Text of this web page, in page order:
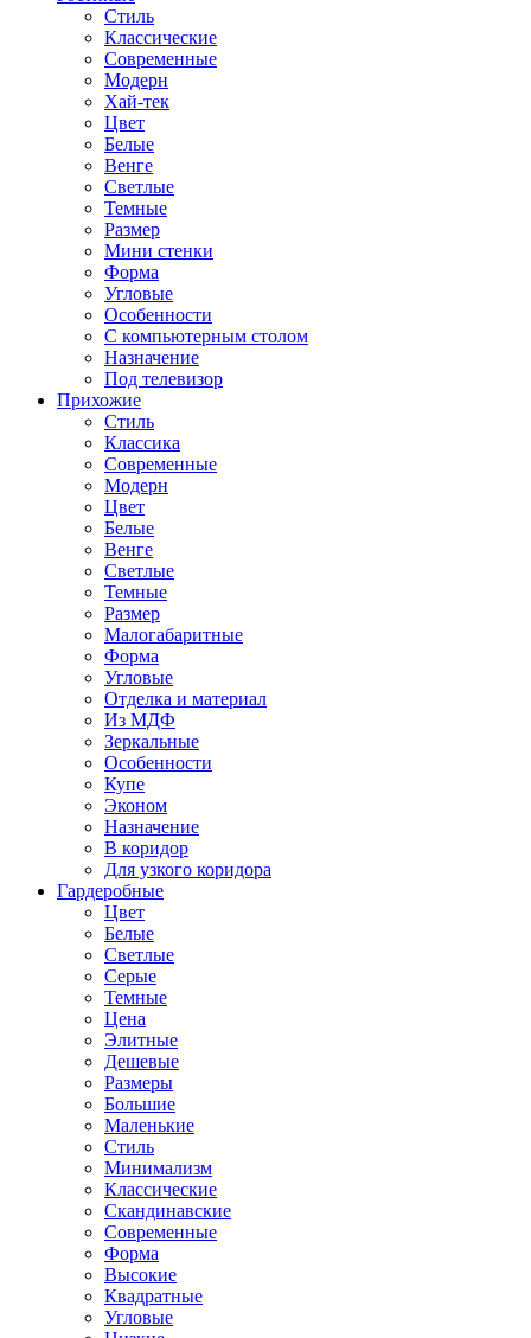
Стиль
Классические
Современные
Модерн
Хай-тек
Цвет
Белые
Венге
Светлые
Темные
Размер
Мини стенки
Форма
Угловые
Особенности
С компьютерным столом
Назначение
Под телевизор
Прихожие
Стиль
Классика
Современные
Модерн
Цвет
Белые
Венге
Светлые
Темные
Размер
Малогабаритные
Форма
Угловые
Отделка и материал
Из МДФ
Зеркальные
Особенности
Купе
Эконом
Назначение
В коридор
Для узкого коридора
Гардеробные
Цвет
Белые
Светлые
Серые
Темные
Цена
Элитные
Дешевые
Размеры
Большие
Маленькие
Стиль
Минимализм
Классические
Скандинавские
Современные
Форма
Высокие
Квадратные
Угловые